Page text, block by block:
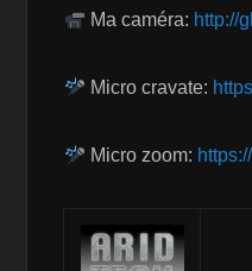
Ma caméra: http://
Micro cravate:
Micro zoom: